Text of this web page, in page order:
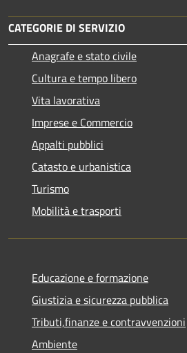
CATEGORIE DI SERVIZIO
Anagrafe e stato civile
Cultura e tempo libero
Vita lavorativa
Imprese e Commercio
Appalti pubblici
Catasto e urbanistica
Turismo
Mobilità e trasporti
Educazione e formazione
Giustizia e sicurezza pubblica
Tributi,finanze e contravvenzioni
Ambiente